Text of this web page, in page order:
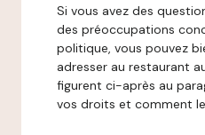
Si vous avez des
des préoccupations
politique, vous pouvez
adresser au restaurant
figurent ci-après au
vos droits et comment